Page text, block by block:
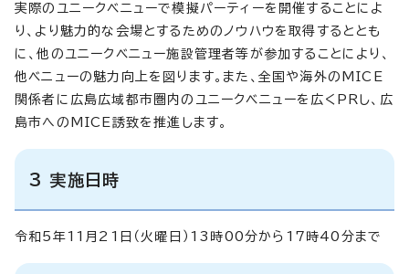
実際のユニークベニューで模擬パーティーを開催することによ
り、より魅力的な会場とするためのノウハウを取得するととも
に、他のユニークベニュー施設管理者等が参加することにより、
他ベニューの魅力向上を図ります。また、全国や海外のMICE
関係者に広島広域都市圏内のユニークベニューを広くPRし、広
島市へのMICE誘致を推進します。
3 実施日時
令和5年11月21日（火曜日）13時00分から17時40分まで